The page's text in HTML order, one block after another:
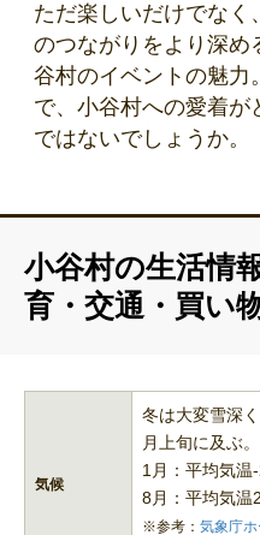
ただ楽しいだけでなく
のつながりをより深め
谷村のイベントの魅力
で、小谷村への愛着
ではないでしょうか。
小谷村の生活情
育・交通・買い
気候
冬は大変雪深
月上旬に及ぶ。
1月：平均気
8月：平均気温
※参考： 気象庁